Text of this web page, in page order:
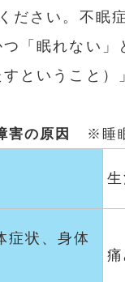
ださい。不眠
「眠れない」
ということ）
害の原因 ※睡
症状、身体